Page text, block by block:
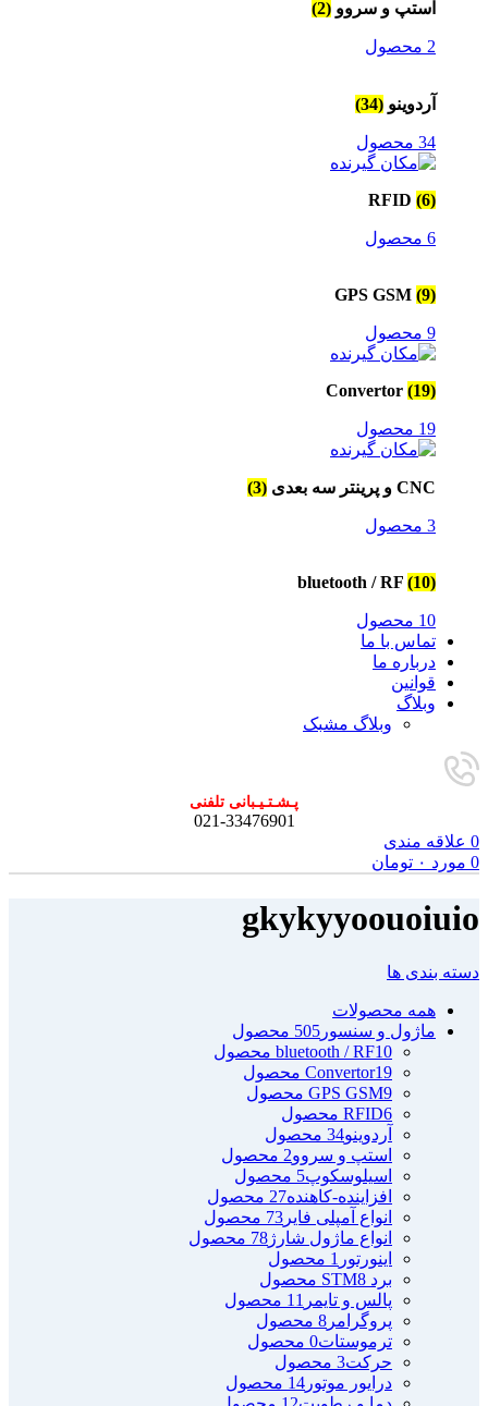
استپ و سروو (2)
2 محصول
آردوینو (34)
34 محصول
RFID (6)
6 محصول
GPS GSM (9)
9 محصول
Convertor (19)
19 محصول
CNC و پرینتر سه بعدی (3)
3 محصول
bluetooth / RF (10)
10 محصول
تماس با ما
درباره ما
قوانین
وبلاگ
وبلاگ مشبک
پـشـتـیـبانی تلفنی
021-33476901
0 علاقه مندی
0 مورد ۰ تومان
gkykyyoouoiuio
دسته بندی ها
همه محصولات
ماژول و سنسور 505 محصول
bluetooth / RF10 محصول
Convertor19 محصول
GPS GSM9 محصول
RFID6 محصول
آردوینو34 محصول
استپ و سروو2 محصول
اسیلوسکوپ5 محصول
افزاینده-کاهنده27 محصول
انواع آمپلی فایر 73 محصول
انواع ماژول شارژ 78 محصول
اینورتور 1 محصول
برد STM 8 محصول
پالس و تایمر 11 محصول
پروگرامر 8 محصول
ترموستات0 محصول
حرکت3 محصول
درایور موتور 14 محصول